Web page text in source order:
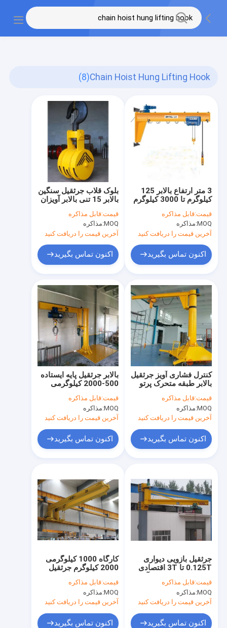
gtag('config', 'G-QWE9HWC3PF', {cookie_flags:
"SameSite=None;Secure"});
Chain Hoist Hung Lifting Hook
(8)
بلوک قلاب جرثقیل سنگین
بالابر 15 تنی بالابر آویزان
قیمت:قابل مذاکره
MOQ: مذاکره
آخرین قیمت را دریافت کنید
اکنون تماس بگیرید
3 متر ارتفاع بالابر 125
کیلوگرم تا 3000 کیلوگرم
قیمت:قابل مذاکره
MOQ: مذاکره
آخرین قیمت را دریافت کنید
اکنون تماس بگیرید
بالابر جرثقیل پایه ایستاده
500-2000 کیلوگرمی
قیمت:قابل مذاکره
MOQ: مذاکره
آخرین قیمت را دریافت کنید
اکنون تماس بگیرید
کنترل فشاری آویز جرثقیل
بالابر طبقه متحرک پرتو
قیمت:قابل مذاکره
MOQ: مذاکره
آخرین قیمت را دریافت کنید
اکنون تماس بگیرید
کارگاه 1000 کیلوگرمی
2000 کیلوگرم جرثقیل
با بالابر
قیمت:قابل مذاکره
MOQ: مذاکره
آخرین قیمت را دریافت کنید
اکنون تماس بگیرید
جرثقیل بازویی دیواری
0.125T تا 3T اقتصادی
قیمت:قابل مذاکره
MOQ: مذاکره
آخرین قیمت را دریافت کنید
اکنون تماس بگیرید